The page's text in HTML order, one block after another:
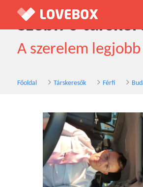
Szebi76
A szerelem
Főoldal Társkeresők Férfi